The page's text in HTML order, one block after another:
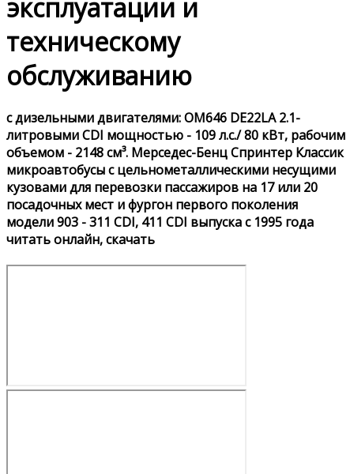
эксплуатации и
техническому
обслуживанию
с дизельными двигателями: OM646 DE22LA 2.1-
литровыми CDI мощностью - 109 л.с./ 80 кВт, рабочим
объемом - 2148 см³. Мерседес-Бенц Спринтер Классик
микроавтобусы с цельнометаллическими несущими
кузовами для перевозки пассажиров на 17 или 20
посадочных мест и фургон первого поколения
модели 903 - 311 CDI, 411 CDI выпуска с 1995 года
читать онлайн, скачать